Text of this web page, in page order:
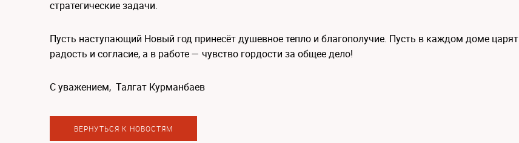
стратегические задачи.
Пусть наступающий Новый год принесёт душевное тепло и благополучие. Пусть в каждом доме царят
радость и согласие, а в работе — чувство гордости за общее дело!
С уважением, Талгат Курманбаев
ВЕРНУТЬСЯ К НОВОСТЯМ